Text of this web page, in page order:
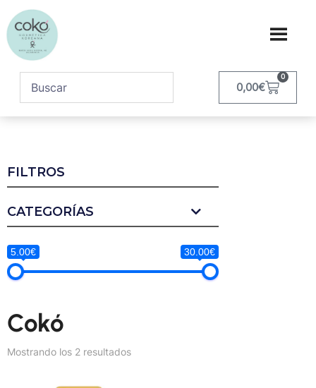
0,00€
0
FILTROS
CATEGORÍAS
5.00€ 30.00€
Cokó
Mostrando los 2 resultados